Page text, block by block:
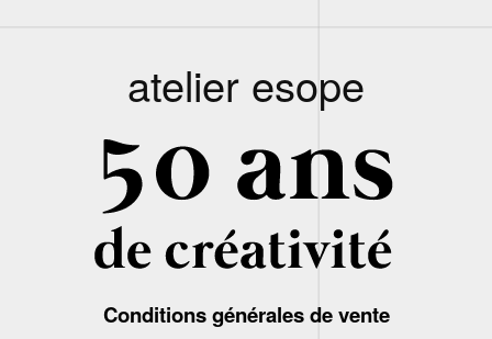
atelier esope
Conditions générales de vente